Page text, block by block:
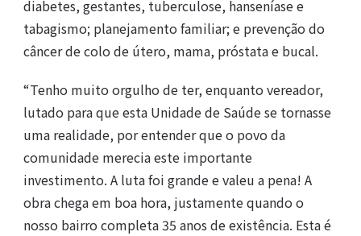
diabetes, gestantes, tuberculose, hanseníase e
tabagismo; planejamento familiar; e prevenção do
câncer de colo de útero, mama, próstata e bucal.
“Tenho muito orgulho de ter, enquanto vereador,
lutado para que esta Unidade de Saúde se tornasse
uma realidade, por entender que o povo da
comunidade merecia este importante
investimento. A luta foi grande e valeu a pena! A
obra chega em boa hora, justamente quando o
nosso bairro completa 35 anos de existência. Esta é